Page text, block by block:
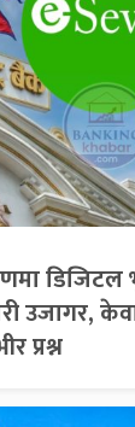
उजागर,
प्रश्न